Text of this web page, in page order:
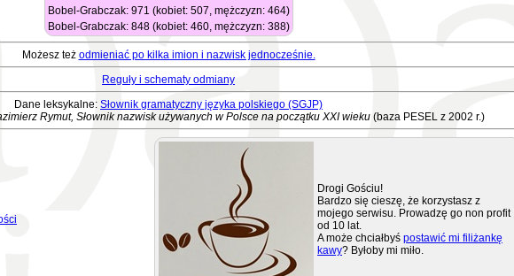
Bobel-Grabczak: 971 (kobiet: 507, mężczyzn: 464)
Bobel-Grabczak: 848 (kobiet: 460, mężczyzn: 388)
Możesz też odmieniać po kilka imion i nazwisk jednocześnie.
Reguły i schematy odmiany
Dane leksykalne: Słownik gramatyczny języka polskiego (SGJP)
Rymut, Słownik nazwisk używanych w Polsce na początku XXI wieku(baza PESEL z 2002 r.)
Drogi Gościu!
Bardzo się cieszę, że korzystasz z
mojego serwisu. Prowadzę go non profit
od 10 lat.
A może chciałbyś postawić mi filiżankę
kawy? Byłoby mi miło.